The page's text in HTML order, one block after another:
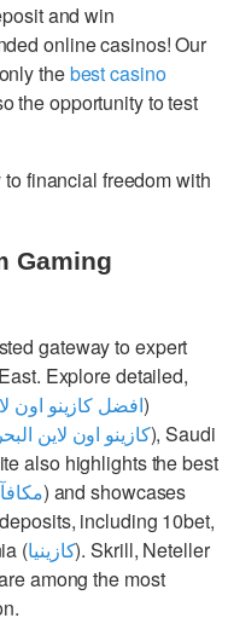
and win
online casinos! Our
thebest casino
the opportunity to test
financial freedom with
Gaming
gateway to expert
Explore detailed,
افضل كازينو اون)
كازينو اون لاين), Saudi
also highlights the best
) and showcases
including 10bet,
(كازينيا). Skrill, Neteller
among the most